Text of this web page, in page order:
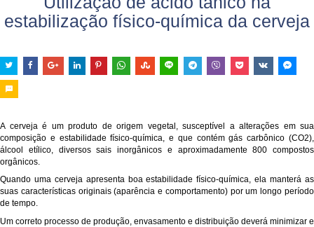
estabilização físico-química da cerveja
A cerveja é um produto de origem vegetal, susceptível a alterações em sua
composição e estabilidade físico-química, e que contém gás carbônico (CO2),
álcool etílico, diversos sais inorgânicos e aproximadamente 800 compostos
orgânicos.
Quando uma cerveja apresenta boa estabilidade físico-química, ela manterá as
suas características originais (aparência e comportamento) por um longo período
de tempo.
Um correto processo de produção, envasamento e distribuição deverá minimizar e